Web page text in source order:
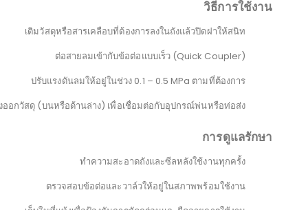
วิธีการใช้งาน
เติมวัสดุหรือสารเคลือบที่ต้องการลงในถังแล้วปิดฝาให้สนิท
ต่อสายลมเข้ากับข้อต่อแบบเร็ว (Quick Coupler)
ปรับแรงดันลมให้อยู่ในช่วง 0.1 – 0.5 MPa ตามที่ต้องการ
ออกวัสดุ (บนหรือด้านล่าง) เพื่อเชื่อมต่อกับอุปกรณ์พ่นหรือท่อส่ง
การดูแลรักษา
ทำความสะอาดถังและซีลหลังใช้งานทุกครั้ง
ตรวจสอบข้อต่อและวาล์วให้อยู่ในสภาพพร้อมใช้งาน